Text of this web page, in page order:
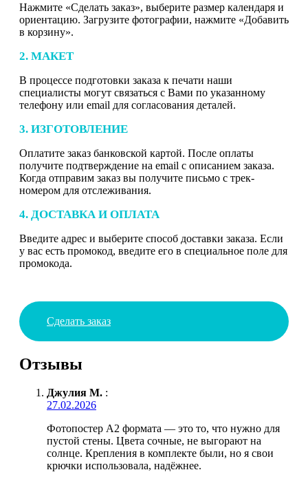
Нажмите «Сделать заказ», выберите размер календаря и
ориентацию. Загрузите фотографии, нажмите «Добавить
в корзину».
2. МАКЕТ
В процессе подготовки заказа к печати наши
специалисты могут связаться с Вами по указанному
телефону или email для согласования деталей.
3. ИЗГОТОВЛЕНИЕ
Оплатите заказ банковской картой. После оплаты
получите подтверждение на email с описанием заказа.
Когда отправим заказ вы получите письмо с трек-
номером для отслеживания.
4. ДОСТАВКА И ОПЛАТА
Введите адрес и выберите способ доставки заказа. Если
у вас есть промокод, введите его в специальное поле для
промокода.
Сделать заказ
Отзывы
Джулия М. :
27.02.2026
Фотопостер А2 формата — это то, что нужно для
пустой стены. Цвета сочные, не выгорают на
солнце. Крепления в комплекте были, но я свои
крючки использовала, надёжнее.